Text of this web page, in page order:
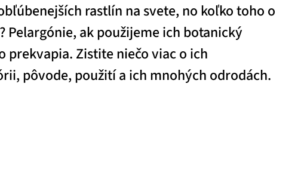
rastlín na svete, no koľko toho o
Pelargónie, ak použijeme ich botanický
prekvapia. Zistite niečo viac o ich
pôvode, použití a ich mnohých odrodách.